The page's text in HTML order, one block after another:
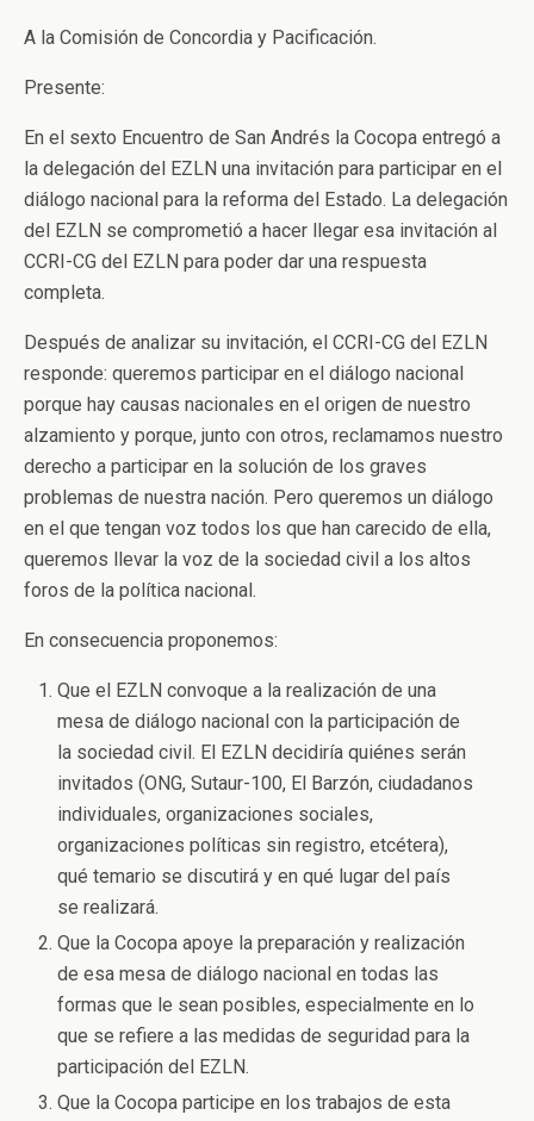
A la Comisión de Concordia y Pacificación.
Presente:
En el sexto Encuentro de San Andrés la Cocopa entregó a
la delegación del EZLN una invitación para participar en el
diálogo nacional para la reforma del Estado. La delegación
del EZLN se comprometió a hacer llegar esa invitación al
CCRI-CG del EZLN para poder dar una respuesta
completa.
Después de analizar su invitación, el CCRI-CG del EZLN
responde: queremos participar en el diálogo nacional
porque hay causas nacionales en el origen de nuestro
alzamiento y porque, junto con otros, reclamamos nuestro
derecho a participar en la solución de los graves
problemas de nuestra nación. Pero queremos un diálogo
en el que tengan voz todos los que han carecido de ella,
queremos llevar la voz de la sociedad civil a los altos
foros de la política nacional.
En consecuencia proponemos:
Que el EZLN convoque a la realización de una
mesa de diálogo nacional con la participación de
la sociedad civil. El EZLN decidiría quiénes serán
invitados (ONG, Sutaur-100, El Barzón, ciudadanos
individuales, organizaciones sociales,
organizaciones políticas sin registro, etcétera),
qué temario se discutirá y en qué lugar del país
se realizará.
Que la Cocopa apoye la preparación y realización
de esa mesa de diálogo nacional en todas las
formas que le sean posibles, especialmente en lo
que se refiere a las medidas de seguridad para la
participación del EZLN.
Que la Cocopa participe en los trabajos de esta